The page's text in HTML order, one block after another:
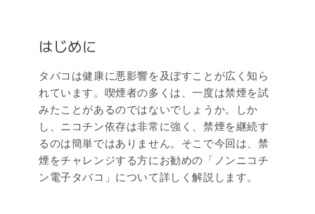
はじめに
タバコは健康に悪影響を及ぼすことが広く知ら
れています。喫煙者の多くは、一度は禁煙を試
みたことがあるのではないでしょうか。しか
し、ニコチン依存は非常に強く、禁煙を継続す
るのは簡単ではありません。そこで今回は、禁
煙をチャレンジする方にお勧めの「ノンニコチ
ン電子タバコ」について詳しく解説します。